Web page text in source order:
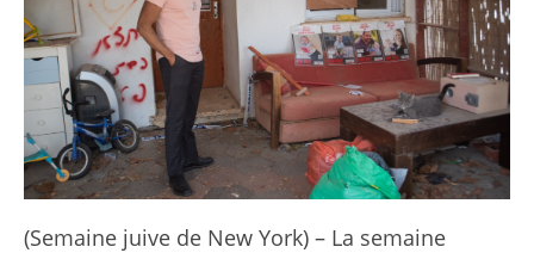
(Semaine juive de New York) – La semaine